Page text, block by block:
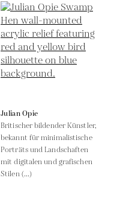
Julian Opie
Britischer bildender Künstler,
bekannt für minimalistische
Porträts und Landschaften
mit digitalen und grafischen
Stilen (...)